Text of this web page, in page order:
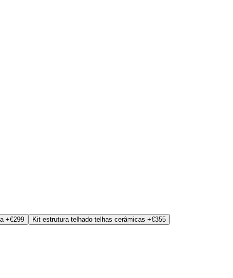
+€299 Kit estrutura telhado telhas cerâmicas +€355